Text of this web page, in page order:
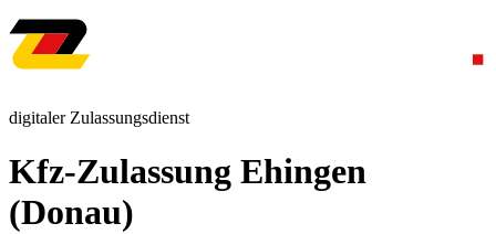
digitaler Zulassungsdienst
Kfz-Zulassung Ehingen
(Donau)